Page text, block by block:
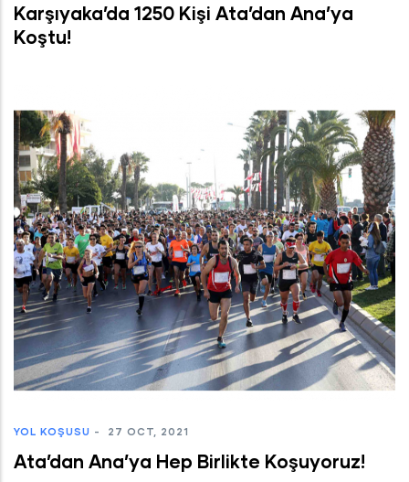
Karşıyaka’da 1250 Kişi Ata’dan Ana’ya
Koştu!
YOL KOŞUSU - 27 OCT, 2021
Ata’dan Ana’ya Hep Birlikte Koşuyoruz!